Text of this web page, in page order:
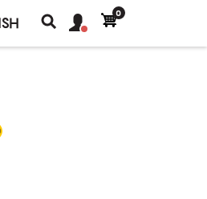
Keresés
fiók
Felhasználói
0